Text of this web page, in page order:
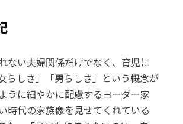
ない夫婦関係だけでなく、育児に
らしさ」「男らしさ」という概念が
うに細やかに配慮するヨーダー家
時代の家族像を見せてくれている